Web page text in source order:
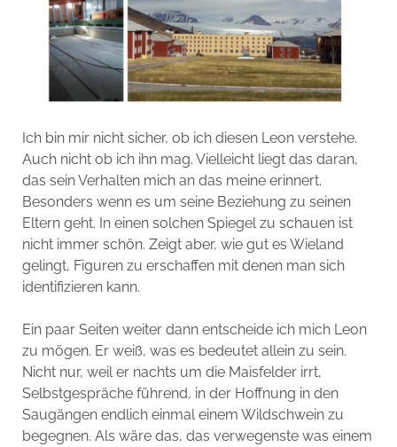
Ich bin mir nicht sicher, ob ich diesen Leon verstehe.
Auch nicht ob ich ihn mag. Vielleicht liegt das daran,
das sein Verhalten mich an das meine erinnert.
Besonders wenn es um seine Beziehung zu seinen
Eltern geht. In einen solchen Spiegel zu schauen ist
nicht immer schön. Zeigt aber, wie gut es Wieland
gelingt, Figuren zu erschaffen mit denen man sich
identifizieren kann.
Ein paar Seiten weiter dann entscheide ich mich Leon
zu mögen. Er weiß, was es bedeutet allein zu sein.
Nicht nur, weil er nachts um die Maisfelder irrt,
Selbstgespräche führend, in der Hoffnung in den
Saugängen endlich einmal einem Wildschwein zu
begegnen. Als wäre das, das verwegenste was einem